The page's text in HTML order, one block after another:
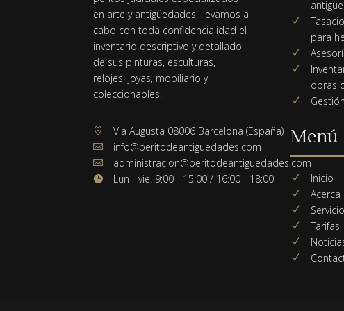
en arte y antigüedades, llevamos a
cabo con toda confidencialidad el
inventario descriptivo y detallado
de sus pinturas, esculturas,
relojes, joyas, mobiliario y
coleccionables.
 Via Augusta 08006 Barcelona (España)
 info@peritodeantiguedades.com
 administracion@peritodeantiguedades.com
 Lun - vie. 9:00 - 15:00 / 16:00 - 18:00
N
para
N
N
obras
N
Menú
N Inicio
N Acerca
N
N Tarifas
N
N